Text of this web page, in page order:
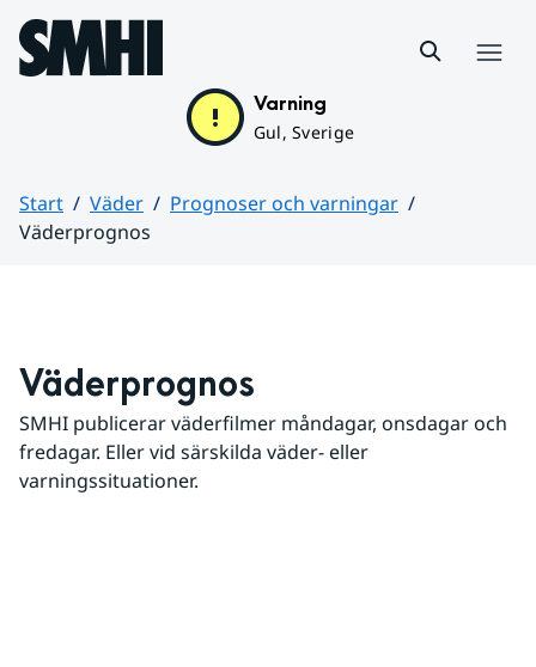
Hoppa till sidans innehåll
Varning
Gul, Sverige
Start Väder
Prognoser och varningar
Väderprognos
Väderprognos
SMHI publicerar väderfilmer måndagar, onsdagar och
fredagar. Eller vid särskilda väder- eller
varningssituationer.